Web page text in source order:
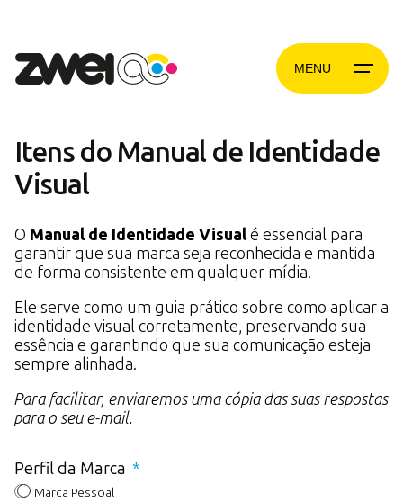
MENU
Itens do Manual de Identidade
Visual
O Manual de Identidade Visualé essencial para
garantir que sua marca seja reconhecida e mantida
de forma consistente em qualquer mídia.
Ele serve como um guia prático sobre como aplicar a
identidade visual corretamente, preservando sua
essência e garantindo que sua comunicação esteja
sempre alinhada.
Para facilitar, enviaremos uma cópia das suas respostas
para o seu e-mail.
Perfil da Marca
Marca Pessoal